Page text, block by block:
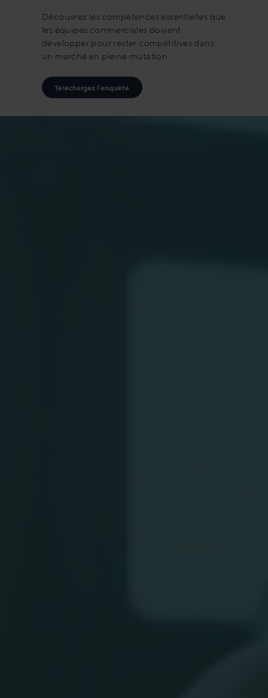
Découvrez les compétences essentielles que
les équipes commerciales doivent
développer pour rester compétitives dans
un marché en pleine mutation.
Téléchargez l’enquête